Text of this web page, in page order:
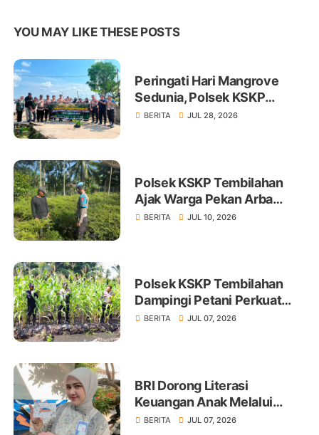
YOU MAY LIKE THESE POSTS
Peringati Hari Mangrove
Sedunia, Polsek KSKP
Tembilahan Tanam 100 Bibit
BERITA JUL 28, 2026
Polsek KSKP Tembilahan
Ajak Warga Pekan Arba
Tanam Cabai Dukung
BERITA JUL 10, 2026
Polsek KSKP Tembilahan
Dampingi Petani Perkuat
Swasembada Pangan
BERITA JUL 07, 2026
BRI Dorong Literasi
Keuangan Anak Melalui
Produk BritAma Junio
BERITA JUL 07, 2026